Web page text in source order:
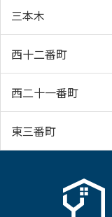
三本木
西十二番町
西二十一番町
東三番町